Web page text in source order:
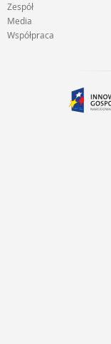
Zespół
Media
Współpraca